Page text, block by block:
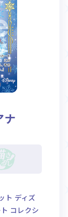
ナ
ト ディズ
コレクシ